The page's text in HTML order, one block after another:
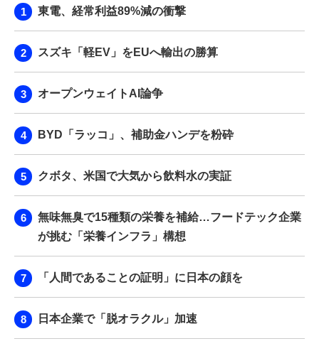
東電、経常利益89%減の衝撃
スズキ「軽EV」をEUへ輸出の勝算
オープンウェイトAI論争
BYD「ラッコ」、補助金ハンデを粉砕
クボタ、米国で大気から飲料水の実証
無味無臭で15種類の栄養を補給…フードテック企業
が挑む「栄養インフラ」構想
「人間であることの証明」に日本の顔を
日本企業で「脱オラクル」加速